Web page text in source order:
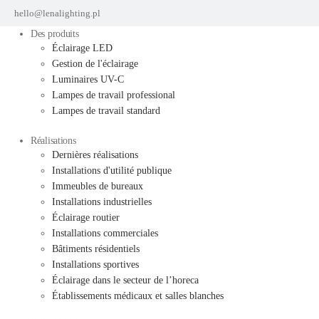
hello@lenalighting.pl
Des produits
Éclairage LED
Gestion de l'éclairage
Luminaires UV-C
Lampes de travail professional
Lampes de travail standard
Réalisations
Dernières réalisations
Installations d'utilité publique
Immeubles de bureaux
Installations industrielles
Éclairage routier
Installations commerciales
Bâtiments résidentiels
Installations sportives
Éclairage dans le secteur de l’horeca
Établissements médicaux et salles blanches